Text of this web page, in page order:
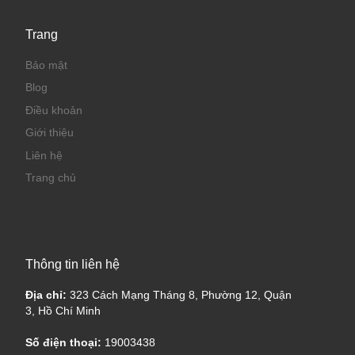
Trang
Bảo mật
Blog
Điều khoản
Giới thiệu
Liên hệ
Trang chủ
Thông tin liên hệ
Địa chỉ: 323 Cách Mạng Tháng 8, Phường 12, Quận
3, Hồ Chí Minh
Số điện thoại: 19003438